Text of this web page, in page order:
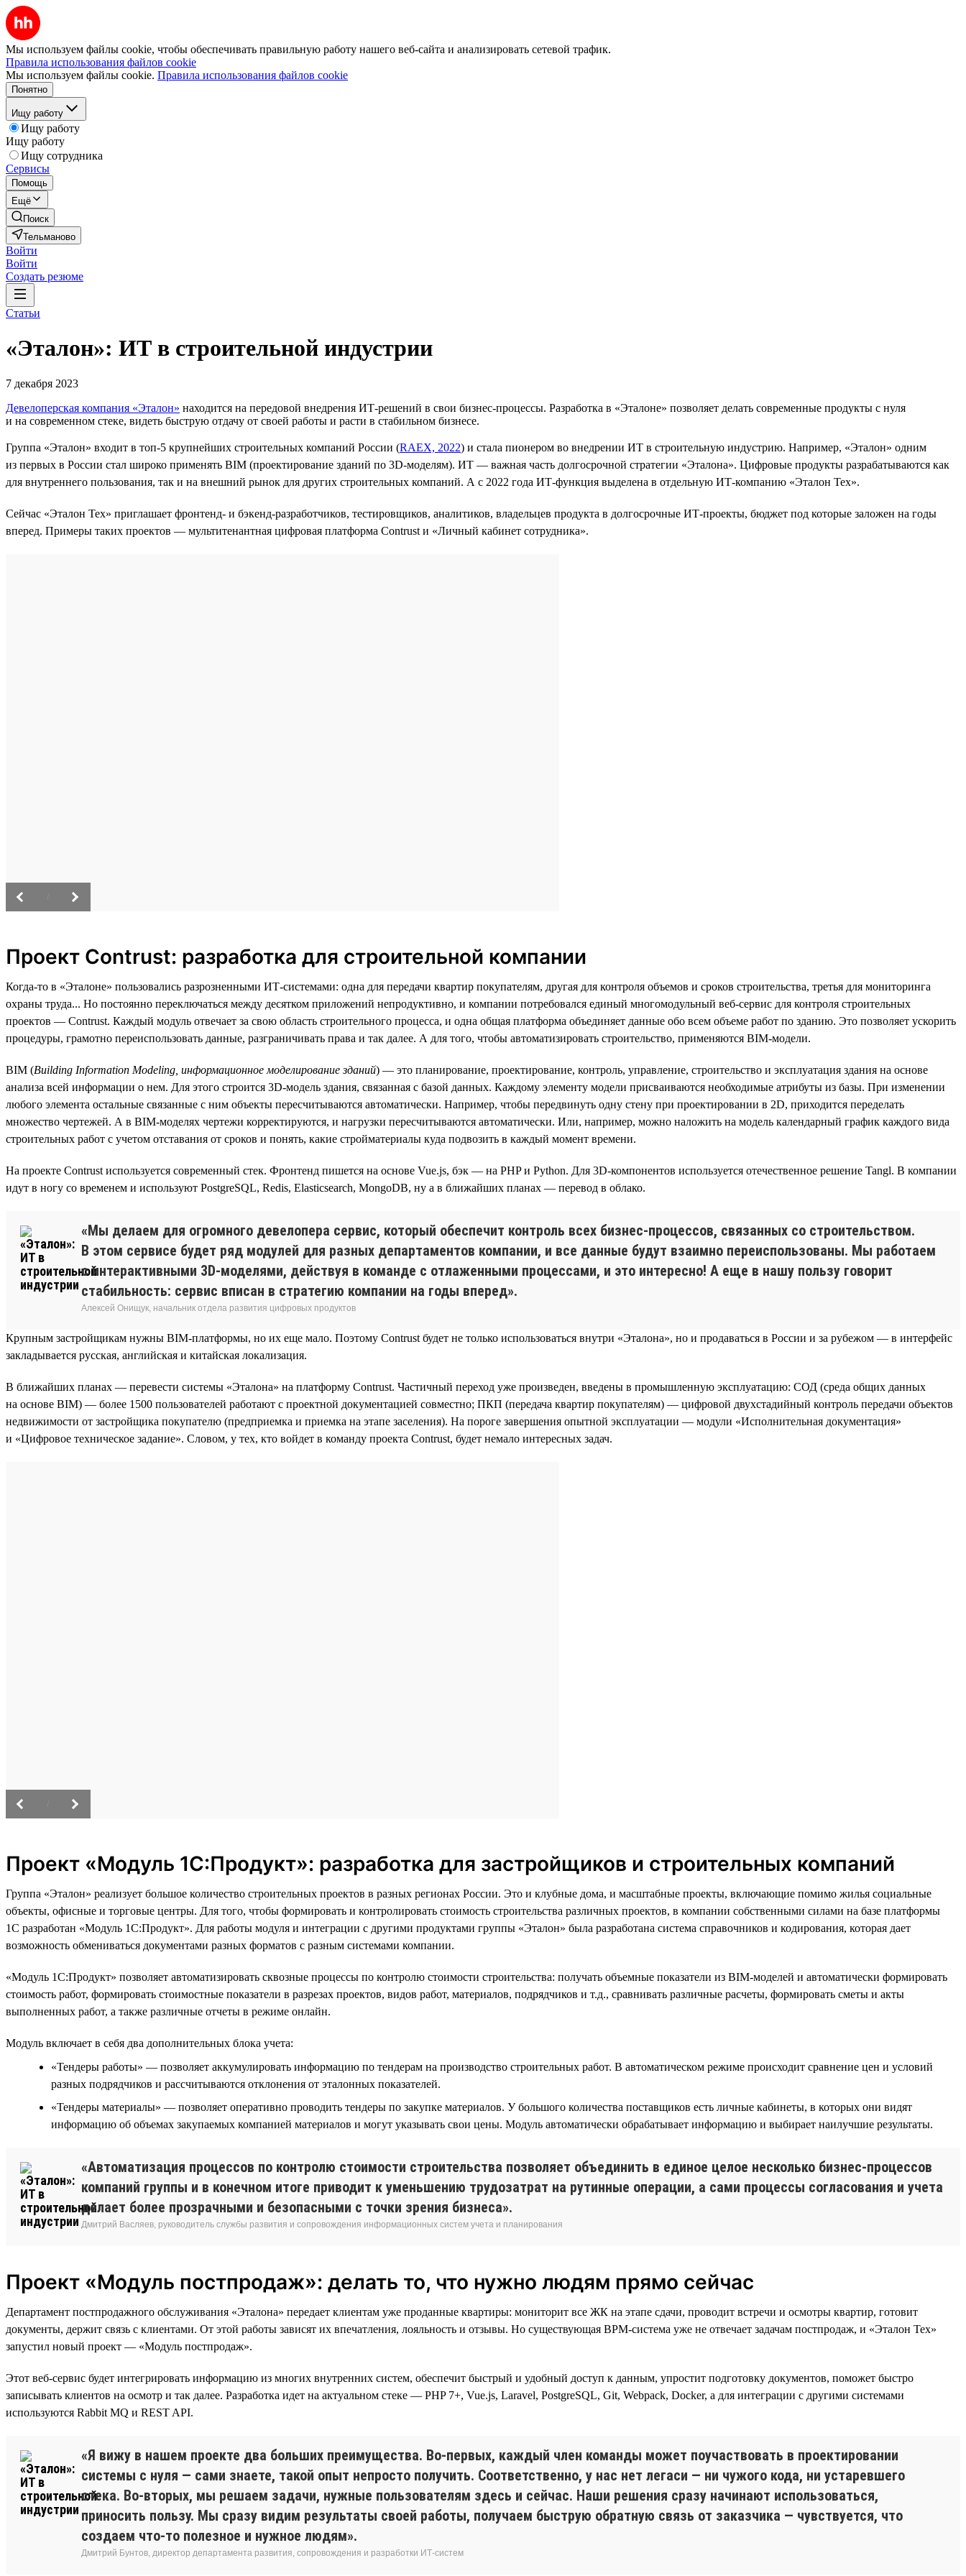
Мы используем файлы cookie, чтобы обеспечивать правильную работу нашего веб-сайта и анализировать сетевой трафик.
Правила использования файлов cookie
Мы используем файлы cookie. Правила использования файлов cookie
Понятно
Ищу работу
Ищу работу
Ищу работу
Ищу сотрудника
Сервисы
Помощь
Ещё
Поиск
Тельманово
Войти
Войти
Создать резюме
Статьи
«Эталон»: ИТ в строительной индустрии
7 декабря 2023
Девелоперская компания «Эталон» находится на передовой внедрения ИТ-решений в свои бизнес-процессы. Разработка в «Эталоне» позволяет делать современные продукты с нуля
и на современном стеке, видеть быструю отдачу от своей работы и расти в стабильном бизнесе.
Группа «Эталон» входит в топ-5 крупнейших строительных компаний России (RAEX, 2022) и стала пионером во внедрении ИТ в строительную индустрию. Например, «Эталон» одним
из первых в России стал широко применять BIM (проектирование зданий по 3D-моделям). ИТ — важная часть долгосрочной стратегии «Эталона». Цифровые продукты разрабатываются как
для внутреннего пользования, так и на внешний рынок для других строительных компаний. А с 2022 года ИТ-функция выделена в отдельную ИТ-компанию «Эталон Тех».
Сейчас «Эталон Тех» приглашает фронтенд- и бэкенд-разработчиков, тестировщиков, аналитиков, владельцев продукта в долгосрочные ИТ-проекты, бюджет под которые заложен на годы
вперед. Примеры таких проектов — мультитенантная цифровая платформа Contrust и «Личный кабинет сотрудника».
Проект Contrust: разработка для строительной компании
Когда-то в «Эталоне» пользовались разрозненными ИТ-системами: одна для передачи квартир покупателям, другая для контроля объемов и сроков строительства, третья для мониторинга
охраны труда... Но постоянно переключаться между десятком приложений непродуктивно, и компании потребовался единый многомодульный веб-сервис для контроля строительных
проектов — Contrust. Каждый модуль отвечает за свою область строительного процесса, и одна общая платформа объединяет данные обо всем объеме работ по зданию. Это позволяет ускорить
процедуры, грамотно переиспользовать данные, разграничивать права и так далее. А для того, чтобы автоматизировать строительство, применяются BIM-модели.
BIM (Building Information Modeling, информационное моделирование зданий) — это планирование, проектирование, контроль, управление, строительство и эксплуатация здания на основе
анализа всей информации о нем. Для этого строится 3D-модель здания, связанная с базой данных. Каждому элементу модели присваиваются необходимые атрибуты из базы. При изменении
любого элемента остальные связанные с ним объекты пересчитываются автоматически. Например, чтобы передвинуть одну стену при проектировании в 2D, приходится переделать
множество чертежей. А в BIM-моделях чертежи корректируются, и нагрузки пересчитываются автоматически. Или, например, можно наложить на модель календарный график каждого вида
строительных работ с учетом отставания от сроков и понять, какие стройматериалы куда подвозить в каждый момент времени.
На проекте Contrust используется современный стек. Фронтенд пишется на основе Vue.js, бэк — на PHP и Python. Для 3D-компонентов используется отечественное решение Tangl. В компании
идут в ногу со временем и используют PostgreSQL, Redis, Elasticsearch, MongoDB, ну а в ближайших планах — перевод в облако.
«Мы делаем для огромного девелопера сервис, который обеспечит контроль всех бизнес-процессов, связанных со строительством.
В этом сервисе будет ряд модулей для разных департаментов компании, и все данные будут взаимно переиспользованы. Мы работаем
с интерактивными 3D-моделями, действуя в команде с отлаженными процессами, и это интересно! А еще в нашу пользу говорит
стабильность: сервис вписан в стратегию компании на годы вперед».
Алексей Онищук, начальник отдела развития цифровых продуктов
Крупным застройщикам нужны BIM-платформы, но их еще мало. Поэтому Contrust будет не только использоваться внутри «Эталона», но и продаваться в России и за рубежом — в интерфейс
закладывается русская, английская и китайская локализация.
В ближайших планах — перевести системы «Эталона» на платформу Contrust. Частичный переход уже произведен, введены в промышленную эксплуатацию: СОД (среда общих данных
на основе BIM) — более 1500 пользователей работают с проектной документацией совместно; ПКП (передача квартир покупателям) — цифровой двухстадийный контроль передачи объектов
недвижимости от застройщика покупателю (предприемка и приемка на этапе заселения). На пороге завершения опытной эксплуатации — модули «Исполнительная документация»
и «Цифровое техническое задание». Словом, у тех, кто войдет в команду проекта Contrust, будет немало интересных задач.
Проект «Модуль 1С:Продукт»: разработка для застройщиков и строительных компаний
Группа «Эталон» реализует большое количество строительных проектов в разных регионах России. Это и клубные дома, и масштабные проекты, включающие помимо жилья социальные
объекты, офисные и торговые центры. Для того, чтобы формировать и контролировать стоимость строительства различных проектов, в компании собственными силами на базе платформы
1С разработан «Модуль 1С:Продукт». Для работы модуля и интеграции с другими продуктами группы «Эталон» была разработана система справочников и кодирования, которая дает
возможность обмениваться документами разных форматов с разным системами компании.
«Модуль 1С:Продукт» позволяет автоматизировать сквозные процессы по контролю стоимости строительства: получать объемные показатели из BIM-моделей и автоматически формировать
стоимость работ, формировать стоимостные показатели в разрезах проектов, видов работ, материалов, подрядчиков и т.д., сравнивать различные расчеты, формировать сметы и акты
выполненных работ, а также различные отчеты в режиме онлайн.
Модуль включает в себя два дополнительных блока учета:
«Тендеры работы» — позволяет аккумулировать информацию по тендерам на производство строительных работ. В автоматическом режиме происходит сравнение цен и условий
разных подрядчиков и рассчитываются отклонения от эталонных показателей.
«Тендеры материалы» — позволяет оперативно проводить тендеры по закупке материалов. У большого количества поставщиков есть личные кабинеты, в которых они видят
информацию об объемах закупаемых компанией материалов и могут указывать свои цены. Модуль автоматически обрабатывает информацию и выбирает наилучшие результаты.
«Автоматизация процессов по контролю стоимости строительства позволяет объединить в единое целое несколько бизнес-процессов
компаний группы и в конечном итоге приводит к уменьшению трудозатрат на рутинные операции, а сами процессы согласования и учета
делает более прозрачными и безопасными с точки зрения бизнеса».
Дмитрий Васляев, руководитель службы развития и сопровождения информационных систем учета и планирования
Проект «Модуль постпродаж»: делать то, что нужно людям прямо сейчас
Департамент постпродажного обслуживания «Эталона» передает клиентам уже проданные квартиры: мониторит все ЖК на этапе сдачи, проводит встречи и осмотры квартир, готовит
документы, держит связь с клиентами. От этой работы зависят их впечатления, лояльность и отзывы. Но существующая BPM-система уже не отвечает задачам постпродаж, и «Эталон Тех»
запустил новый проект — «Модуль постпродаж».
Этот веб-сервис будет интегрировать информацию из многих внутренних систем, обеспечит быстрый и удобный доступ к данным, упростит подготовку документов, поможет быстро
записывать клиентов на осмотр и так далее. Разработка идет на актуальном стеке — PHP 7+, Vue.js, Laravel, PostgreSQL, Git, Webpack, Docker, а для интеграции с другими системами
используются Rabbit MQ и REST API.
«Я вижу в нашем проекте два больших преимущества. Во-первых, каждый член команды может поучаствовать в проектировании
системы с нуля — сами знаете, такой опыт непросто получить. Соответственно, у нас нет легаси — ни чужого кода, ни устаревшего
стека. Во-вторых, мы решаем задачи, нужные пользователям здесь и сейчас. Наши решения сразу начинают использоваться,
приносить пользу. Мы сразу видим результаты своей работы, получаем быструю обратную связь от заказчика — чувствуется, что
создаем что-то полезное и нужное людям».
Дмитрий Бунтов, директор департамента развития, сопровождения и разработки ИТ-систем